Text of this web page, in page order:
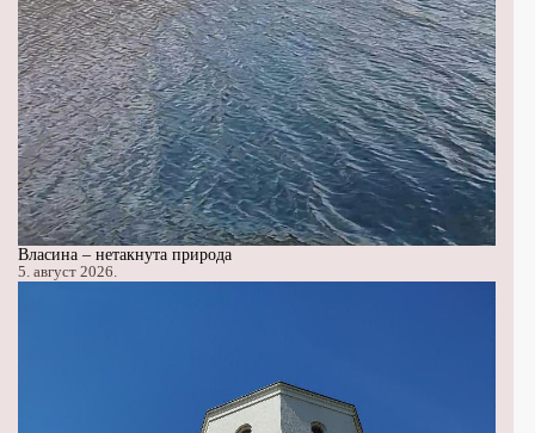
Власина – нетакнута природа
5. август 2026.